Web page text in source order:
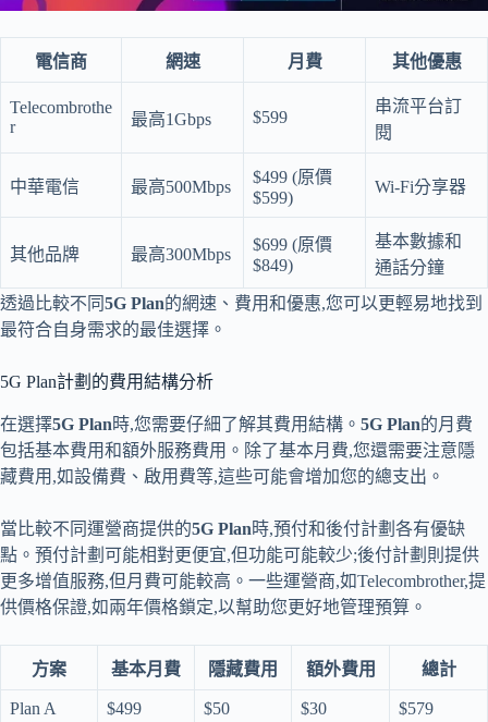
電信商 網速 月費 其他優惠
Telecombrothe
r
最高1Gbps $599
串流平台訂
閱
中華電信 最高500Mbps
$499 (原價
$599)
Wi-Fi分享器
其他品牌 最高300Mbps
$699 (原價
$849)
基本數據和
通話分鐘
透過比較不同5G Plan的網速、費用和優惠,您可以更輕易地找到
最符合自身需求的最佳選擇。
5G Plan計劃的費用結構分析
在選擇5G Plan時,您需要仔細了解其費用結構。 5G Plan的月費
包括基本費用和額外服務費用。除了基本月費,您還需要注意隱
藏費用,如設備費、啟用費等,這些可能會增加您的總支出。
當比較不同運營商提供的5G Plan時,預付和後付計劃各有優缺
點。預付計劃可能相對更便宜,但功能可能較少;後付計劃則提供
更多增值服務,但月費可能較高。一些運營商,如Telecombrother,提
供價格保證,如兩年價格鎖定,以幫助您更好地管理預算。
方案 基本月費 隱藏費用 額外費用 總計
Plan A $499 $50 $30 $579